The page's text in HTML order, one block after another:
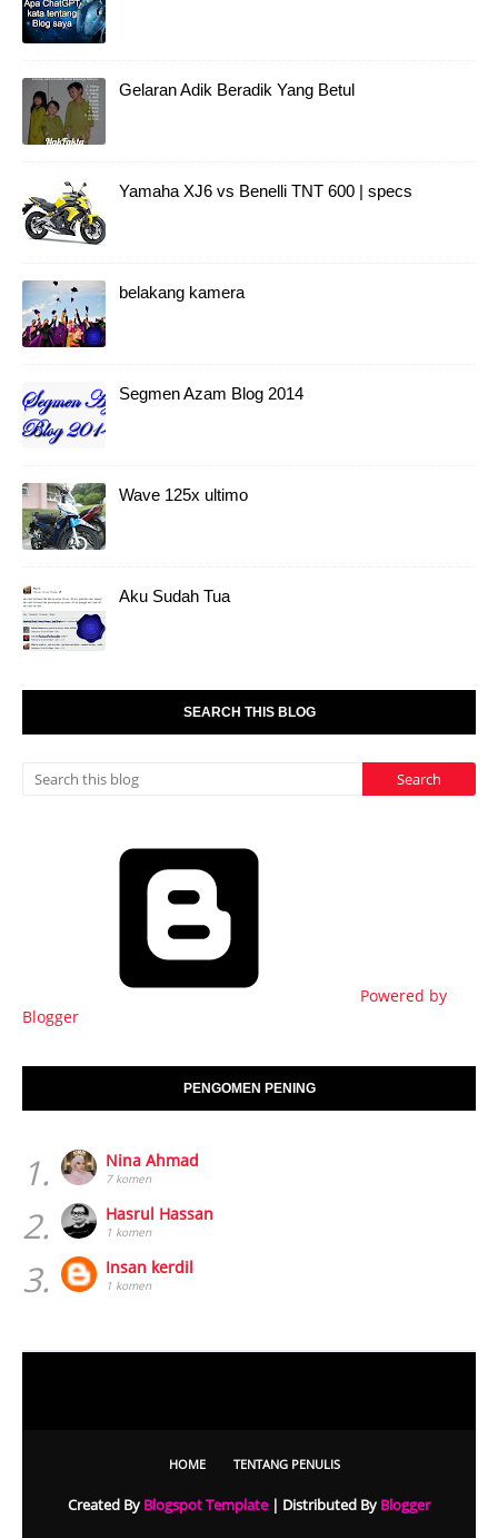
Gelaran Adik Beradik Yang Betul
Yamaha XJ6 vs Benelli TNT 600 | specs
belakang kamera
Segmen Azam Blog 2014
Wave 125x ultimo
Aku Sudah Tua
SEARCH THIS BLOG
Powered by
Blogger
PENGOMEN PENING
1. Nina Ahmad
7 komen
2. Hasrul Hassan
1 komen
3. Insan kerdil
1 komen
HOME TENTANG PENULIS
Created By Blogspot Template| Distributed By Blogger